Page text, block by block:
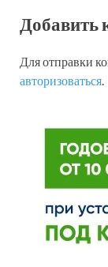
Добавить
Для отправки
авторизоваться.